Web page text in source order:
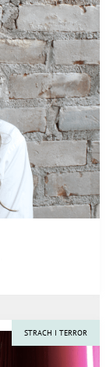
STRACH I TERROR